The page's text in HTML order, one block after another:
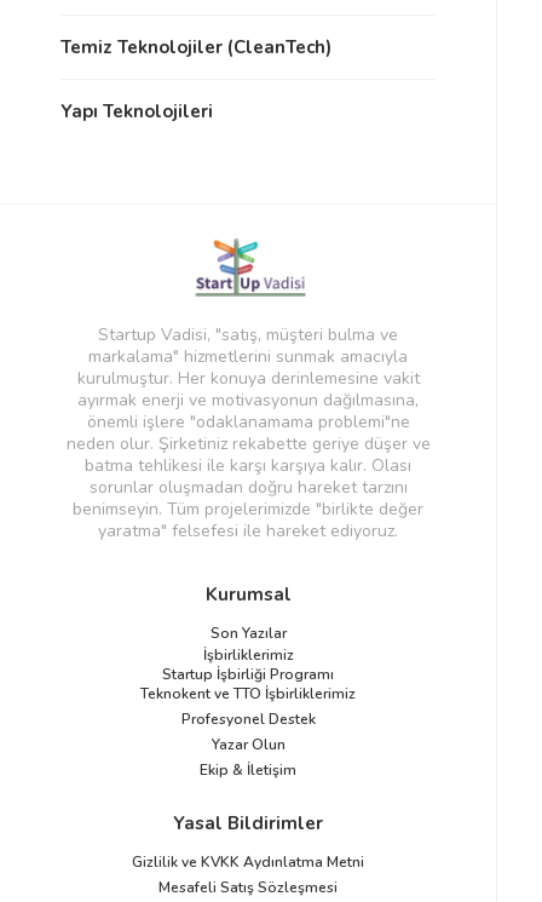
Temiz Teknolojiler (CleanTech)
Yapı Teknolojileri
Startup Vadisi, "satış, müşteri bulma ve
markalama" hizmetlerini sunmak amacıyla
kurulmuştur. Her konuya derinlemesine vakit
ayırmak enerji ve motivasyonun dağılmasına,
önemli işlere "odaklanamama problemi"ne
neden olur. Şirketiniz rekabette geriye düşer ve
batma tehlikesi ile karşı karşıya kalır. Olası
sorunlar oluşmadan doğru hareket tarzını
benimseyin. Tüm projelerimizde "birlikte değer
yaratma" felsefesi ile hareket ediyoruz.
Kurumsal
Son Yazılar
İşbirliklerimiz
Startup İşbirliği Programı
Teknokent ve TTO İşbirliklerimiz
Profesyonel Destek
Yazar Olun
Ekip & İletişim
Yasal Bildirimler
Gizlilik ve KVKK Aydınlatma Metni
Mesafeli Satış Sözleşmesi